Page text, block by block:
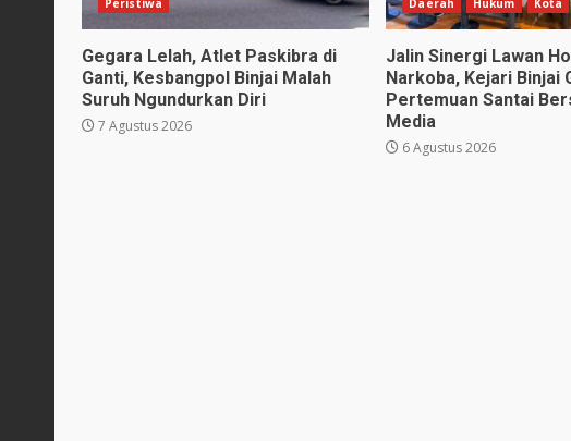
Peristiwa
Gegara Lelah, Atlet Paskibra di
Ganti, Kesbangpol Binjai Malah
Suruh Ngundurkan Diri
7 Agustus 2026
Daerah Hukum Kota
Jalin Sinergi Lawan
Narkoba, Kejari Binjai
Pertemuan Santai
Media
6 Agustus 2026